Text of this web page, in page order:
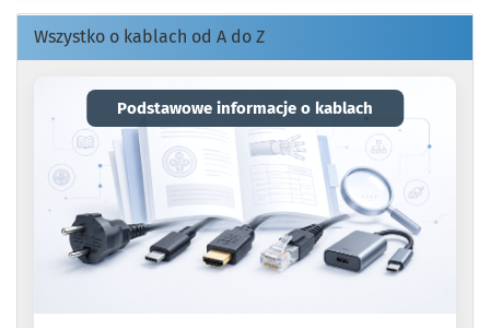
Wszystko o kablach od A do Z
Podstawowe informacje o kablach